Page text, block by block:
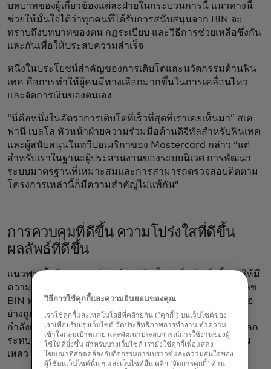
บทบาทของผู้เกี่ยวข้องแต่ละฝ่ายในกระบวนการนี้ แนวทางนี้
ช่วยให้มั่นใจได้ว่าทุกคนที่ได้รับการสนับสนุนจาก BIN จะ
ทราบถึงบทบาทของตน กฎระเบียบ และวิธีการช่วยเหลือซึ่งกัน
และกันเพื่อให้ประสบความสำเร็จ
หนึ่งในประโยชน์สำคัญของการเติบโตและนวัตกรรมด้านฟิน
เทค คือการทำให้ผู้คนมีทางเลือกมากขึ้นในการเคลื่อนไหว
และจัดการเงินของตนเอง
“นี่คือหนึ่งในอัตราการเติบโตที่เร็วที่สุดที่เราเคยเห็นมา” สเต
ฟานี เบลโล หัวหน้าฝ่ายความร่วมมือด้านดิจิทัลสำหรับฟินเทค
และผู้สนับสนุนในทวีปอเมริกาของ Mastercard กล่าว “แต่
สำหรับเราในฐานะผู้ประสานงานของระบบนิเวศ การพัฒนา
ระบบมาตรฐานที่เหมาะสมและการสามารถตรวจสอบติดตาม
โครงการเหล่านี้ก็มีความสำคัญไม่แพ้กัน”
การควบคุมที่ดีขึ้น ความโปร่งใสที่ดีขึ้น
ผลลัพธ์ที่ดีขึ้น
แนวทางนี้สร้างผลประโยชน์ร่วมกันตั้งแต่เริ่มต้น สิ่งนี้ช่วยให้มี
ความชัดเจนมากขึ้นว่าใครเป็นผู้ควบคุมและจัดการหมายเลข
BIN ทำให้มั่นใจได้ว่าการชำระเงินจะได้รับการประมวลผลอ
ย่างถูกต้องและปลอดภัย และเนื่องจากอุตสาหกรรมฟินเทค
กำลังเติบโตอย่างรวดเร็ว กฎระเบียบเหล่านี้จึงช่วยป้องกันผลก
ระทบที่จะเกิดขึ้นกับธนาคารและผู้บริโภคหากสตาร์ทอัพล้ม
เหลว
วิธีการใช้คุกกี้และความยินยอมของคุณ
เราใช้คุกกี้และเทคโนโลยีที่คล้ายกัน ('คุกกี้') บนเว็บไซต์ของ
เราเพื่อปรับปรุงเว็บไซต์ วัดประสิทธิภาพการทำงาน ทำความ
เข้าใจกลุ่มเป้าหมาย และพัฒนาประสบการณ์การใช้งานของผู้
ใช้ให้ดียิ่งขึ้น สำหรับบางเว็บไซต์ เรายังใช้คุกกี้เพื่อแสดง
โฆษณาที่สอดคล้องกับกิจกรรมการเบราวซ์และความสนใจของ
ผู้ใช้บนเว็บไซต์นั้น ๆ และเว็บไซต์อื่น คลิก 'จัดการคุกกี้' ด้าน